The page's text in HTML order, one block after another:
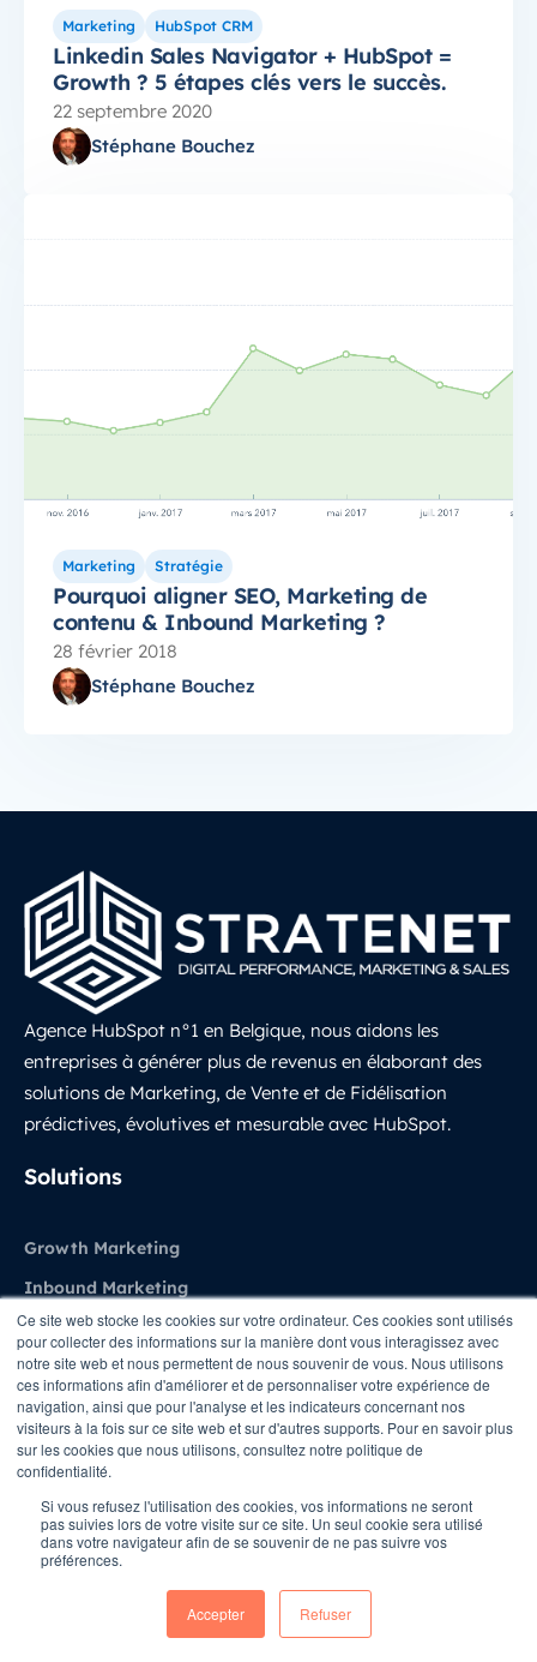
Ce site web stocke les cookies sur votre ordinateur. Ces cookies sont utilisés
pour collecter des informations sur la manière dont vous interagissez avec
notre site web et nous permettent de nous souvenir de vous. Nous utilisons
ces informations afin d'améliorer et de personnaliser votre expérience de
navigation, ainsi que pour l'analyse et les indicateurs concernant nos
visiteurs à la fois sur ce site web et sur d'autres supports. Pour en savoir plus
sur les cookies que nous utilisons, consultez notre politique de
confidentialité.
Si vous refusez l'utilisation des cookies, vos informations ne seront
pas suivies lors de votre visite sur ce site. Un seul cookie sera utilisé
dans votre navigateur afin de se souvenir de ne pas suivre vos
préférences.
Accepter Refuser
Marketing HubSpot CRM
Linkedin Sales Navigator + HubSpot =
Growth ? 5 étapes clés vers le succès.
22 septembre 2020
Stéphane Bouchez
Marketing Stratégie
Pourquoi aligner SEO, Marketing de
contenu & Inbound Marketing ?
28 février 2018
Stéphane Bouchez
Agence HubSpot n°1 en Belgique, nous aidons les
entreprises à générer plus de revenus en élaborant des
solutions de Marketing, de Vente et de Fidélisation
prédictives, évolutives et mesurable avec HubSpot.
Solutions
Growth Marketing
Inbound Marketing
Marketing Automation
Création site web
Vente et CRM
Experience Client
Services HubSpot